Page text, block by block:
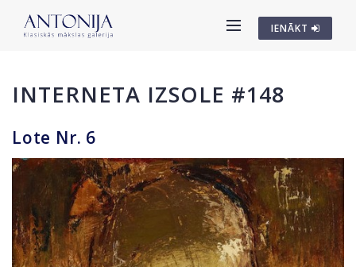
IENĀKT
INTERNETA IZSOLE #148
Lote Nr. 6